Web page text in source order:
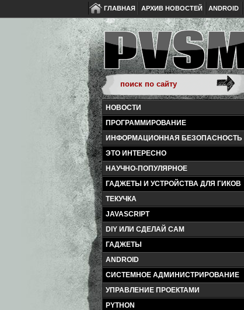
ГЛАВНАЯ АРХИВ НОВОСТЕЙ ANDROID
НОВОСТИ
ПРОГРАММИРОВАНИЕ
ИНФОРМАЦИОННАЯ БЕЗОПАСНОСТЬ
ЭТО ИНТЕРЕСНО
НАУЧНО-ПОПУЛЯРНОЕ
ГАДЖЕТЫ И УСТРОЙСТВА ДЛЯ ГИКОВ
ТЕКУЧКА
JAVASCRIPT
DIY ИЛИ СДЕЛАЙ САМ
ГАДЖЕТЫ
ANDROID
СИСТЕМНОЕ АДМИНИСТРИРОВАНИЕ
УПРАВЛЕНИЕ ПРОЕКТАМИ
PYTHON